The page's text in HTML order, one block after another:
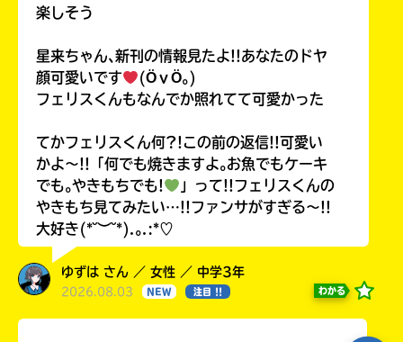
楽しそう
星来ちゃん､新刊の情報見たよ!!あなたのドヤ
顔可愛いです
(ӦｖӦ｡)
フェリスくんもなんでか照れてて可愛かった
てかフェリスくん何?!この前の返信!!可愛い
かよ〜!!「何でも焼きますよ｡お魚でもケーキ
でも｡やきもちでも!
」って!!フェリスくんの
やきもち見てみたい…!!ファンサがすぎる〜!!
大好き(*˘︶˘*).｡.:*♡
ゆずは さん ／ 女性 ／ 中学3年
2026.08.03 NEW 注目 !! わかる